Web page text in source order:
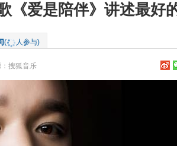
《爱是陪伴》讲述最好
( 人参与)
搜狐音乐